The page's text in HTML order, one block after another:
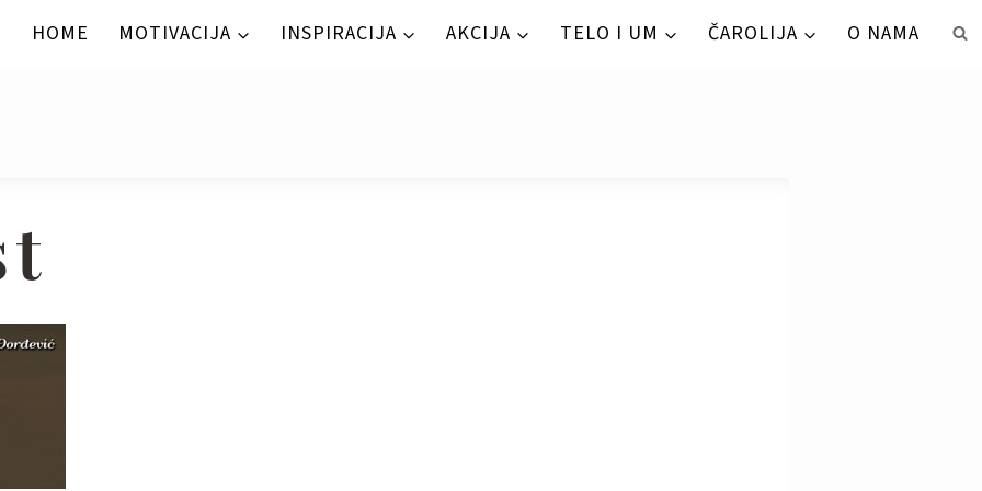
HOME MOTIVACIJA INSPIRACIJA AKCIJA TELO I UM ČAROLIJA O NAMA